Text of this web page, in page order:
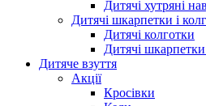
Дитячі хутряні
Дитячі шкарпетки і
Дитячі колготки
Дитячі
Дитяче взуття
Акції
Кросівки